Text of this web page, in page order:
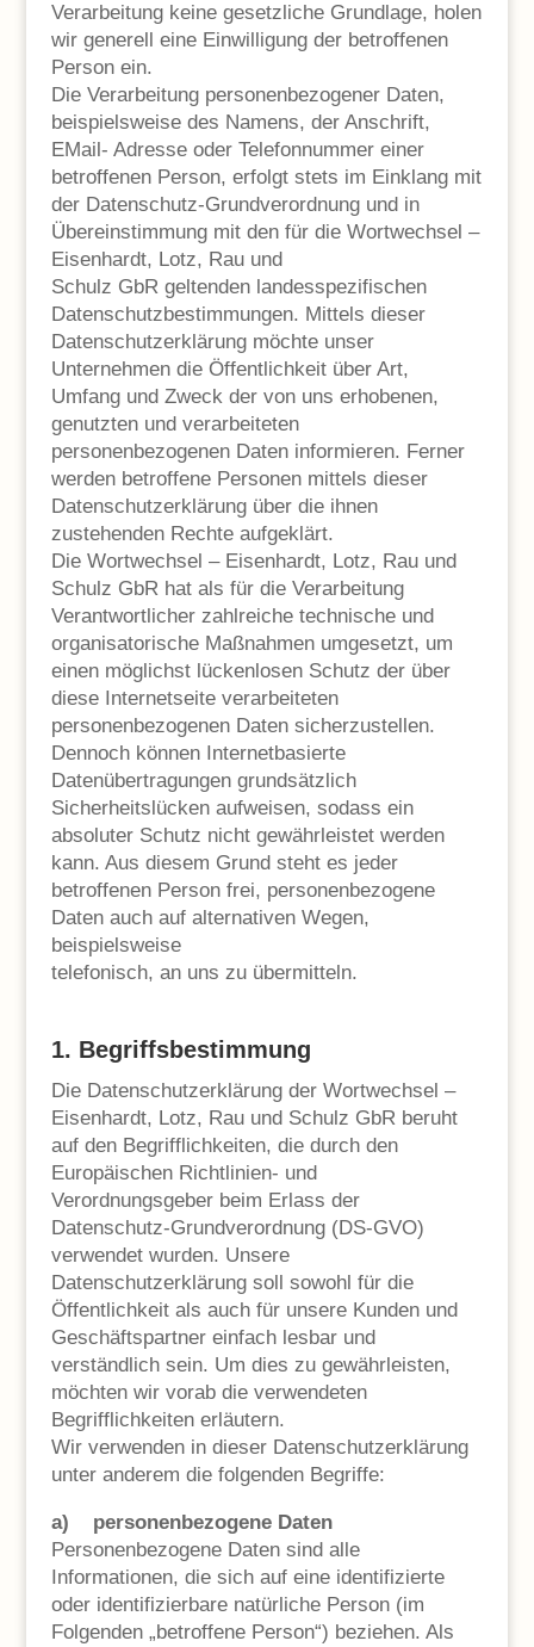
Verarbeitung keine gesetzliche Grundlage, holen
wir generell eine Einwilligung der betroffenen
Person ein.
Die Verarbeitung personenbezogener Daten,
beispielsweise des Namens, der Anschrift,
EMail- Adresse oder Telefonnummer einer
betroffenen Person, erfolgt stets im Einklang mit
der Datenschutz-Grundverordnung und in
Übereinstimmung mit den für die Wortwechsel –
Eisenhardt, Lotz, Rau und
Schulz GbR geltenden landesspezifischen
Datenschutzbestimmungen. Mittels dieser
Datenschutzerklärung möchte unser
Unternehmen die Öffentlichkeit über Art,
Umfang und Zweck der von uns erhobenen,
genutzten und verarbeiteten
personenbezogenen Daten informieren. Ferner
werden betroffene Personen mittels dieser
Datenschutzerklärung über die ihnen
zustehenden Rechte aufgeklärt.
Die Wortwechsel – Eisenhardt, Lotz, Rau und
Schulz GbR hat als für die Verarbeitung
Verantwortlicher zahlreiche technische und
organisatorische Maßnahmen umgesetzt, um
einen möglichst lückenlosen Schutz der über
diese Internetseite verarbeiteten
personenbezogenen Daten sicherzustellen.
Dennoch können Internetbasierte
Datenübertragungen grundsätzlich
Sicherheitslücken aufweisen, sodass ein
absoluter Schutz nicht gewährleistet werden
kann. Aus diesem Grund steht es jeder
betroffenen Person frei, personenbezogene
Daten auch auf alternativen Wegen,
beispielsweise
telefonisch, an uns zu übermitteln.
1. Begriffsbestimmung
Die Datenschutzerklärung der Wortwechsel –
Eisenhardt, Lotz, Rau und Schulz GbR beruht
auf den Begrifflichkeiten, die durch den
Europäischen Richtlinien- und
Verordnungsgeber beim Erlass der
Datenschutz-Grundverordnung (DS-GVO)
verwendet wurden. Unsere
Datenschutzerklärung soll sowohl für die
Öffentlichkeit als auch für unsere Kunden und
Geschäftspartner einfach lesbar und
verständlich sein. Um dies zu gewährleisten,
möchten wir vorab die verwendeten
Begrifflichkeiten erläutern.
Wir verwenden in dieser Datenschutzerklärung
unter anderem die folgenden Begriffe:
a) personenbezogene Daten
Personenbezogene Daten sind alle
Informationen, die sich auf eine identifizierte
oder identifizierbare natürliche Person (im
Folgenden „betroffene Person“) beziehen. Als